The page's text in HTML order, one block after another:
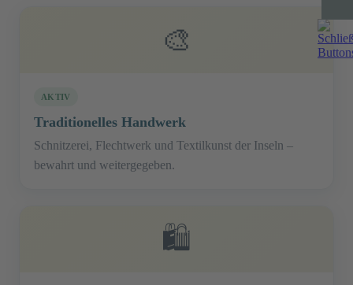
🎨
AKTIV
Traditionelles Handwerk
Schnitzerei, Flechtwerk und Textilkunst der Inseln –
bewahrt und weitergegeben.
🛍️